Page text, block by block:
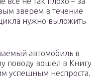
зверем в течение
нужно выложить
автомобиль в
поводу вошел в Книгу
успешным неспроста.